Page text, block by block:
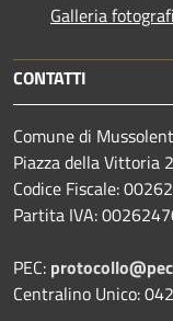
Galleria
CONTATTI
Comune di
Piazza della Vittoria
Codice Fiscale:
Partita IVA:
PEC:
Centralino Unico: